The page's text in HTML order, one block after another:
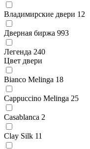
Владимирские двери 12
Дверная биржа 993
Легенда 240
Цвет двери
Bianco Melinga 18
Cappuccino Melinga 25
Casablanca 2
Clay Silk 11